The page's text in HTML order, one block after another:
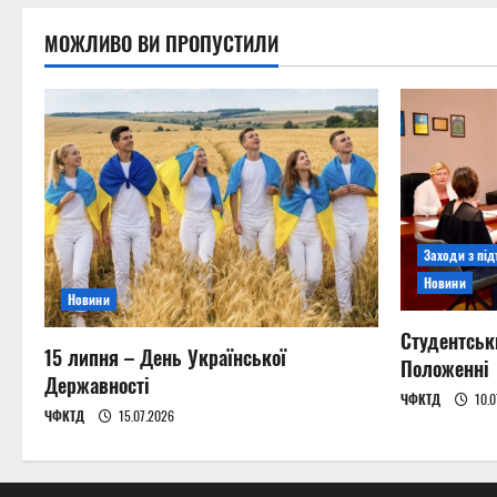
n
МОЖЛИВО ВИ ПРОПУСТИЛИ
Новини
15 липня – День Української
Державності
ЧФКТД 15.07.2026
Заходи з
Новини
Положенні
ЧФКТД